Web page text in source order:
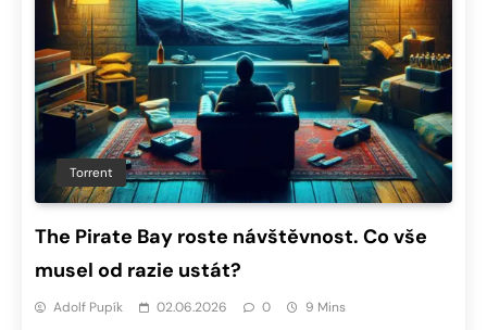
Torrent
The Pirate Bay roste návštěvnost. Co vše
musel od razie ustát?
Adolf Pupík 02.06.2026 0 9 Mins